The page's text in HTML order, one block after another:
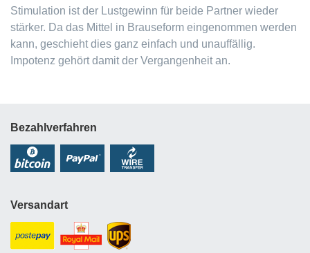
Stimulation ist der Lustgewinn für beide Partner wieder
stärker. Da das Mittel in Brauseform eingenommen werden
kann, geschieht dies ganz einfach und unauffällig.
Impotenz gehört damit der Vergangenheit an.
Bezahlverfahren
Versandart